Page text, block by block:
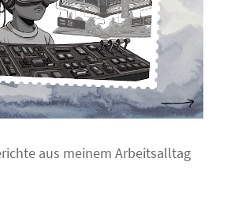
aus meinem Arbeitsalltag